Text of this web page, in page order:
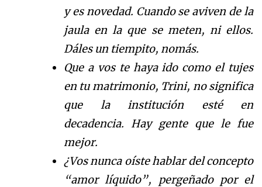
y es novedad. Cuando se aviven de la
jaula en la que se meten, ni ellos.
Dáles un tiempito, nomás.
Que a vos te haya ido como el tujes
en tu matrimonio, Trini, no significa
que la institución esté en
decadencia. Hay gente que le fue
mejor.
¿Vos nunca oíste hablar del concepto
“amor líquido”, pergeñado por el